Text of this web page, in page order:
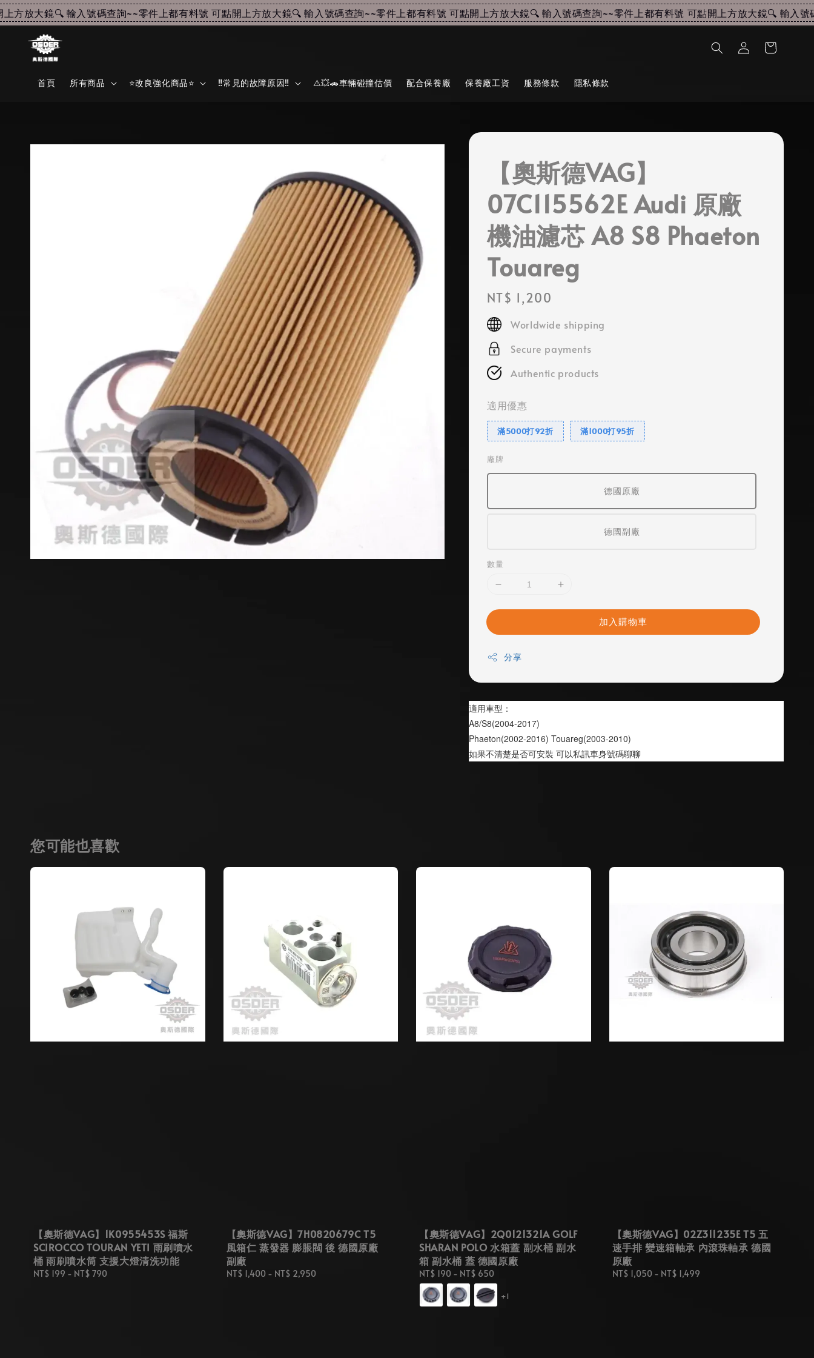
放大鏡🔍 輸入號碼查詢~~零件上都有料號 可點開上方放大鏡🔍 輸入號碼查詢~~零件上都有料號 可點開上方放大鏡🔍 輸入號碼查詢~~零件上都有料號 可點開上方放大鏡🔍 輸入號碼
首頁 所有商品 ⭐改良強化商品⭐ ‼️常見的故障原因‼️ ⚠️💥🚗車輛碰撞估價 配合保養廠 保養廠工資 服務條款 隱私條款
【奧斯德VAG】
07C115562E Audi 原廠
機油濾芯 A8 S8 Phaeton
Touareg
Regular
price
NT$ 1,200
Worldwide shipping
Secure payments
Authentic products
適用優惠
滿5000打92折 滿1000打95折
廠牌
德國原廠
德國副廠
數量
加入購物車
分享
適用車型：
A8/S8(2004-2017)
Phaeton(2002-2016) Touareg(2003-2010)
如果不清楚是否可安裝 可以私訊車身號碼聊聊
您可能也喜歡
【奧斯德VAG】1K0955453S 福斯
SCIROCCO TOURAN YETI 雨刷噴水
桶 雨刷噴水筒 支援大燈清洗功能
Regular
NT$ 199 - NT$ 790
【奧斯德VAG】7H0820679C T5
風箱仁 蒸發器 膨脹閥 後 德國原廠
副廠
Regular
NT$ 1,400- NT$ 2,950
【奧斯德VAG】2Q0121321A GOLF
SHARAN POLO 水箱蓋 副水桶 副水
箱 副水桶 蓋 德國原廠
Regular
price
NT$ 190 - NT$ 650
+1
【奧斯德VAG】02Z311235E T5 五
速手排 變速箱軸承 內滾珠軸承 德國
原廠
Regular
NT$ 1,050- NT$ 1,499